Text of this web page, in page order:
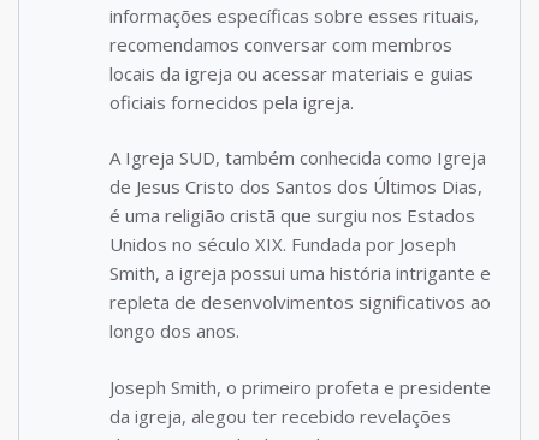
informações específicas sobre esses rituais,
recomendamos conversar com membros
locais da igreja ou acessar materiais e guias
oficiais fornecidos pela igreja.
A Igreja SUD, também conhecida como Igreja
de Jesus Cristo dos Santos dos Últimos Dias,
é uma religião cristã que surgiu nos Estados
Unidos no século XIX. Fundada por Joseph
Smith, a igreja possui uma história intrigante e
repleta de desenvolvimentos significativos ao
longo dos anos.
Joseph Smith, o primeiro profeta e presidente
da igreja, alegou ter recebido revelações